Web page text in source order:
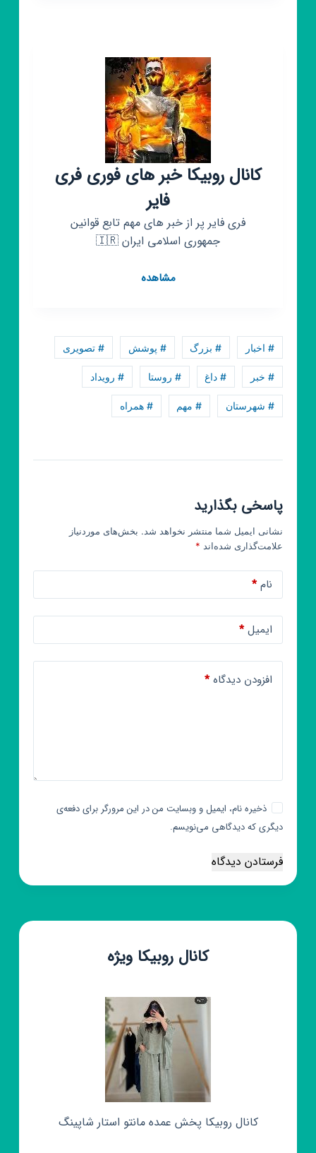
کانال روبیکا خبر های فوری فری
فایر
فری فایر پر از خبر های مهم تابع قوانین
جمهوری اسلامی ایران 🇮🇷
مشاهدهکانال
فوری
فری
# اخبار # بزرگ # پوشش # تصویری
# خبر # داغ # روستا # رویداد
# شهرستان # مهم # همراه
پاسخی بگذارید
نشانی ایمیل شما منتشر نخواهد شد. بخش‌های موردنیاز
علامت‌گذاری شده‌اند *
نام*
ایمیل*
افزودن دیدگاه*
ذخیره نام، ایمیل و وبسایت من در این مرورگر برای دفعه‌ی
دیگری که دیدگاهی می‌نویسم.
فرستادن دیدگاه
کانال روبیکا ویژه
کانال روبیکا پخش عمده مانتو استار شاپینگ